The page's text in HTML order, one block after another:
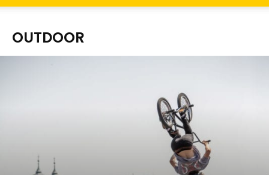
OUTDOOR